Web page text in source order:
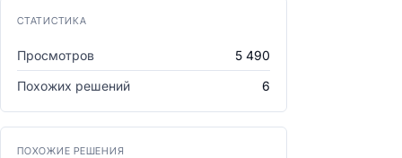
СТАТИСТИКА
Просмотров
5 490
Похожих решений
6
ПОХОЖИЕ РЕШЕНИЯ